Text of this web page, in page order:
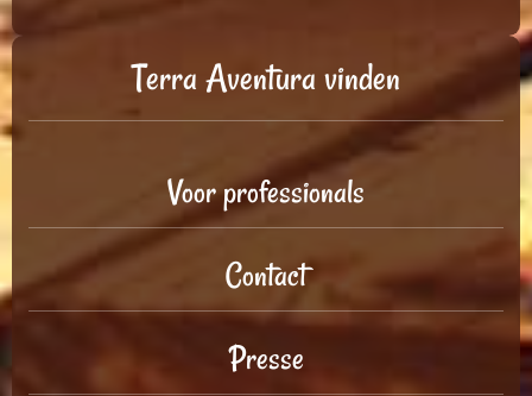
Terra Aventura vinden
Voor professionals
Contact
Presse